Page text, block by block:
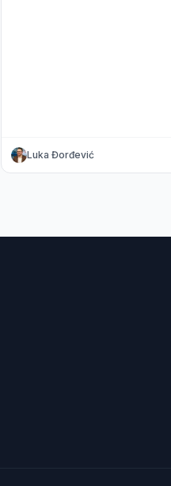
Luka Đorđević